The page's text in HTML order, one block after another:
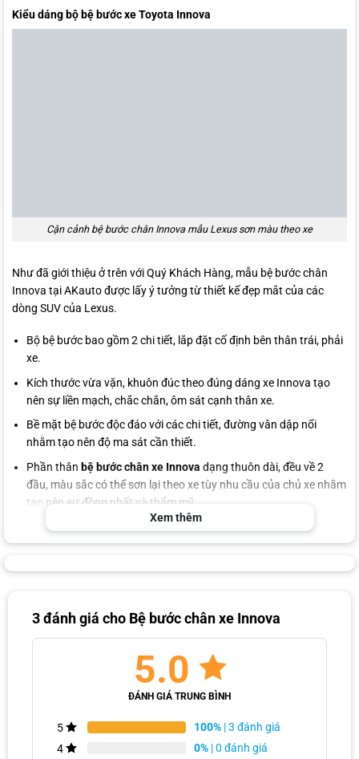
Kiểu dáng bộ bệ bước xe Toyota Innova
Cận cảnh bệ bước chân Innova mẫu Lexus sơn màu theo xe
Như đã giới thiệu ở trên với Quý Khách Hàng, mẫu bệ bước chân
Innova tại AKauto được lấy ý tưởng từ thiết kế đẹp mắt của các
dòng SUV của Lexus.
Bộ bệ bước bao gồm 2 chi tiết, lắp đặt cố định bên thân trái, phải
xe.
Kích thước vừa vặn, khuôn đúc theo đúng dáng xe Innova tạo
nên sự liền mạch, chắc chắn, ôm sát cạnh thân xe.
Bề mặt bệ bước độc đáo với các chi tiết, đường vân dập nổi
nhằm tạo nên độ ma sát cần thiết.
Phần thân bệ bước chân xe Innovadạng thuôn dài, đều về 2
đầu, màu sắc có thể sơn lại theo xe tùy nhu cầu của chủ xe nhằm
tạo nên sự đồng nhất và thẩm mỹ.
Chất liệu bệ bước Innova mẫu Lexus
Bệ bước chân Innova được làm từ chất liệu cao cấp, cứng cáp và bền bỉ
Xem thêm
3 đánh giá cho Bệ bước chân xe Innova
5.0
ĐÁNH GIÁ TRUNG BÌNH
5 100% | 3 đánh giá
4
0% | 0 đánh giá